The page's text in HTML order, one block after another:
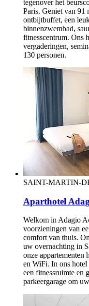
tegenover het
Paris. Geniet van 91
ontbijtbuffet, een
binnenzwembad,
fitnesscentrum. Ons
vergaderingen,
130 personen.
SAINT-MARTIN-
Aparthotel
Welkom in Adagio
voorzieningen van
comfort van thuis.
uw overnachting in
onze appartementen
en WiFi. In ons hotel
een fitnessruimte en
parkeergarage om